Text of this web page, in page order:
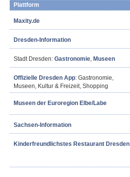
Plattform
Maxity.de
Dresden-Information
Stadt Dresden: Gastronomie, Museen
Offizielle Dresden App: Gastronomie,
Museen, Kultur & Freizeit, Shopping
Museen der Euroregion Elbe/Labe
Sachsen-Information
Kinderfreundlichstes Restaurant Dresden